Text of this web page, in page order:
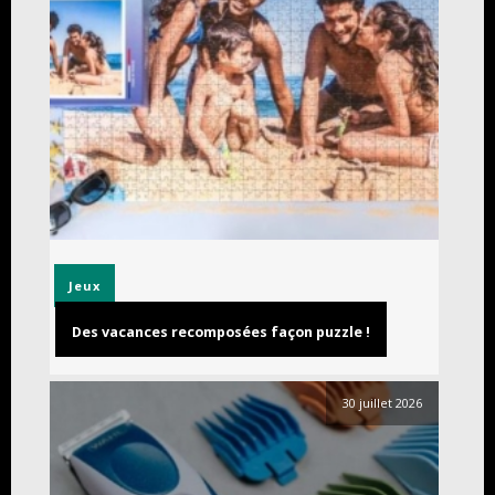
Jeux
Des vacances recomposées façon puzzle !
30 juillet 2026